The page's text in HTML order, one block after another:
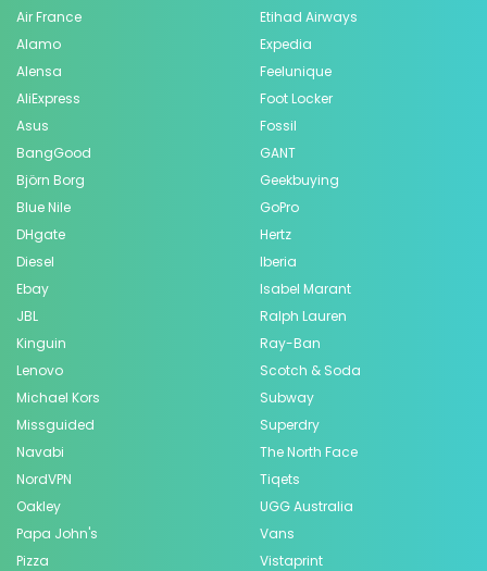
Air France
Alamo
Alensa
AliExpress
Asus
BangGood
Björn Borg
Blue Nile
DHgate
Diesel
Ebay
Etihad Airways
Expedia
Feelunique
Foot Locker
Fossil
GANT
Geekbuying
GoPro
Hertz
Iberia
Isabel Marant
JBL
Kinguin
Lenovo
Michael Kors
Missguided
Navabi
NordVPN
Oakley
Papa John's
Pizza
Ralph Lauren
Ray-Ban
Scotch & Soda
Subway
Superdry
The North Face
Tiqets
UGG Australia
Vans
Vistaprint